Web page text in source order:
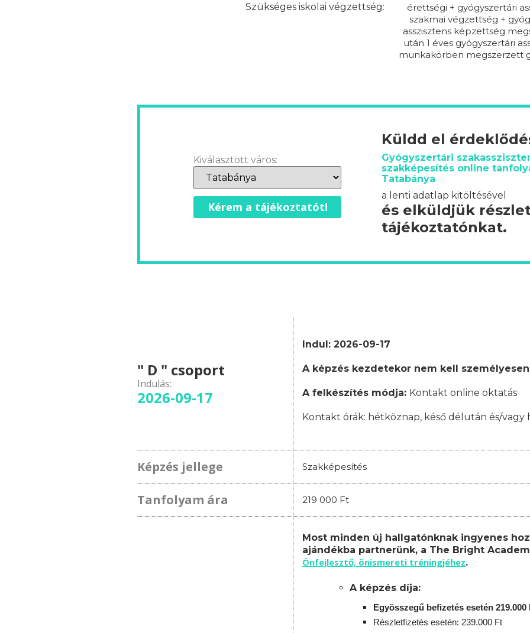
Szükséges iskolai végzettség:
érettségi + gyógyszertári
szakmai végzettség +
asszisztens képzettség
után 1 éves gyógyszertári
munkakörben megszerzett
Kiválasztott város:
Kérem a tájékoztatót!
Küldd el
Gyógyszertári
szakképesítés online
Tatabánya
a lenti adatlap kitöltésével
és elküldjük
tájékoztatónkat.
" D " csoport
Indulás:
2026-09-17
Indul: 2026-09-17
A képzés kezdetekor nem kell
A felkészítés módja: Kontakt online oktatás
Kontakt órák: hétköznap, késő délután és/vagy
Képzés jellege Szakképesítés
Tanfolyam ára 219 000 Ft
Most minden új hallgatónknak ingyenes
ajándékba partnerünk, a The Bright
Önfejlesztő, önismereti tréningjéhez.
A képzés díja:
Egyösszegű befizetés esetén 219.000
Részletfizetés esetén: 239.000 Ft